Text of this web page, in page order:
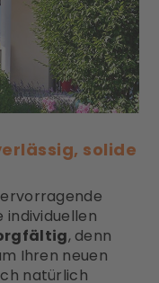
solide
, denn
Ihren neuen
natürlich